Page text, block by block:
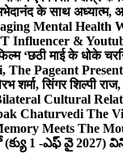
के साथ अध्यात्म,
Mental Health
Influencer &
‘छठी माई के धोके
Pageant
शर्मा, सिंगर शिल्पी
Cultural
Chaturvedi The
Meets The
1 -ఎఫ్ వై